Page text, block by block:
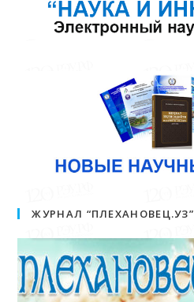
ЖУРНАЛ “ПЛЕХАНОВЕЦ.УЗ”